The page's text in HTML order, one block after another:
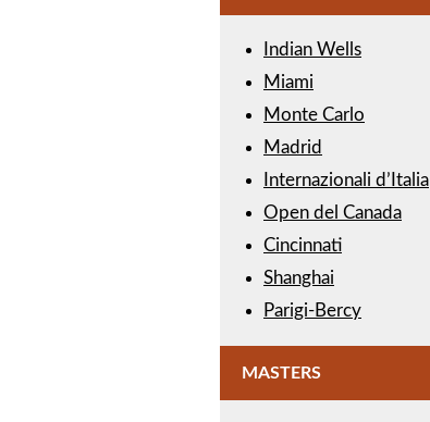
Indian Wells
Miami
Monte Carlo
Madrid
Internazionali d’Italia
Open del Canada
Cincinnati
Shanghai
Parigi-Bercy
MASTERS